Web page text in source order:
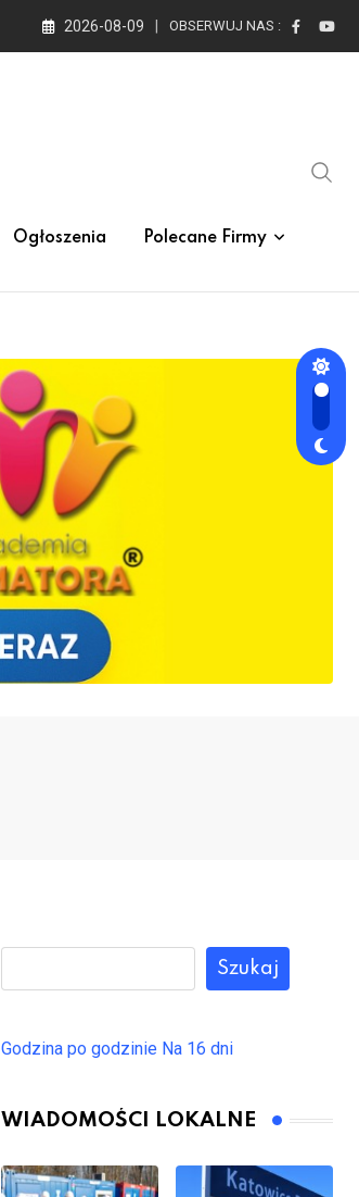
2026-08-09 OBSERWUJ NAS :
Ogłoszenia Polecane Firmy
Szukaj
Godzina po godzinie Na 16 dni
WIADOMOŚCI LOKALNE